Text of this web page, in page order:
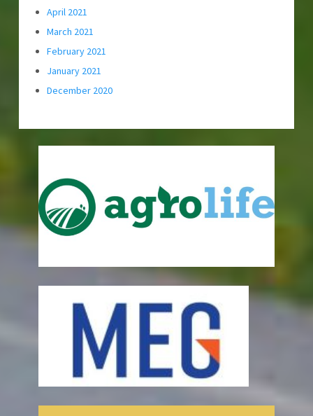
April 2021
March 2021
February 2021
January 2021
December 2020